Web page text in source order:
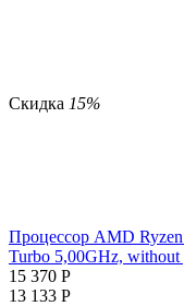
Скидка 15%
Процессор AMD
Turbo 5,00GHz, without
15 370 Р
13 133 Р